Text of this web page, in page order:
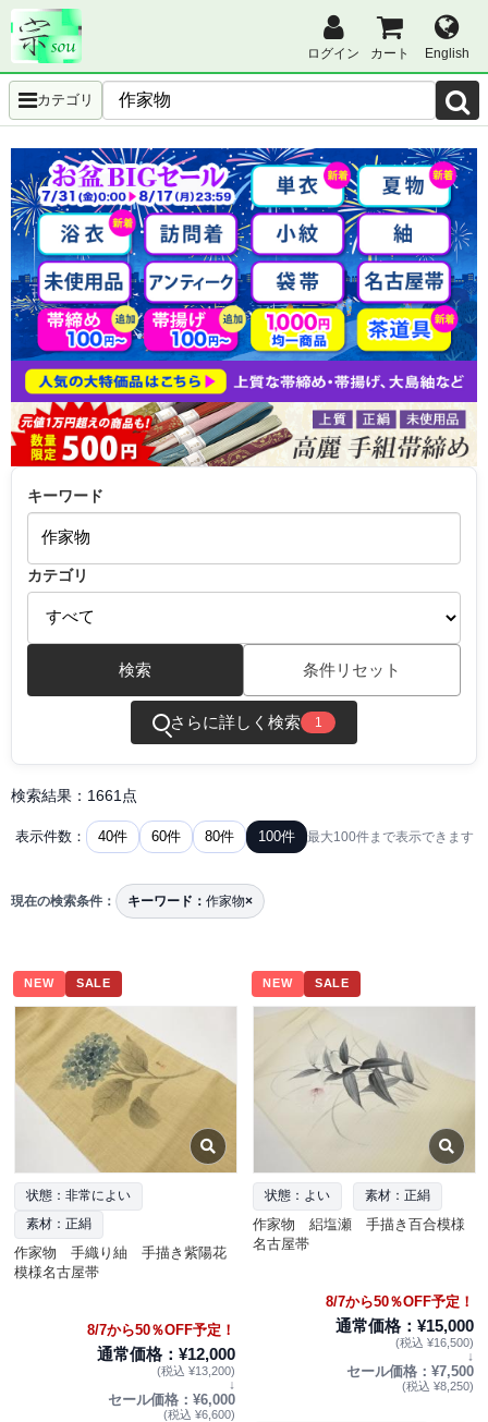
ログイン カート English
カテゴリ
キーワード
カテゴリ
検索 条件リセット
さらに詳しく検索 1
検索結果：1661点
表示件数： 40件 60件 80件 100件 最大100件まで表示できます
現在の検索条件： キーワード： 作家物×
NEW SALE
状態：非常によい
素材：正絹
作家物 手織り紬 手描き紫陽花
模様名古屋帯
8/7から50％OFF予定！
通常価格：¥12,000
(税込 ¥13,200)
↓
セール価格：¥6,000
(税込 ¥6,600)
NEW SALE
状態：よい 素材：正絹
作家物 絽塩瀬 手描き百合模様
名古屋帯
8/7から50％OFF予定！
通常価格：¥15,000
(税込 ¥16,500)
↓
セール価格：¥7,500
(税込 ¥8,250)